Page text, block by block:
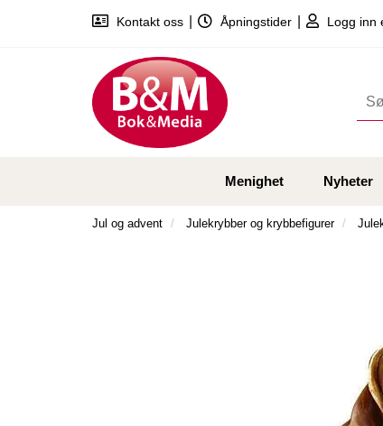
Kontakt oss Åpningstider Logg inn
Menighet Nyheter
Jul og advent Julekrybber og krybbefigurer